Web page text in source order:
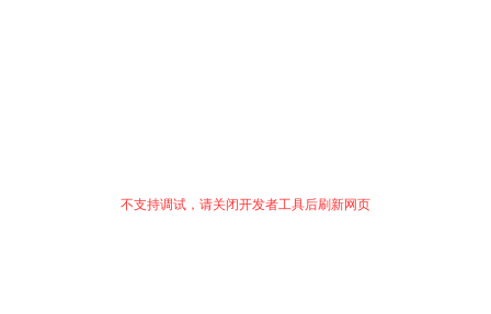
不支持调试，请关闭开发者工具后刷新网页